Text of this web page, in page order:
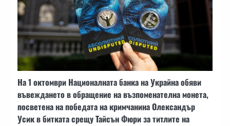
На 1 октомври Националната банка на Украйна обяви
въвеждането в обращение на възпоменателна монета,
посветена на победата на кримчанина Олександър
Усик в битката срещу Тайсън Фюри за титлите на